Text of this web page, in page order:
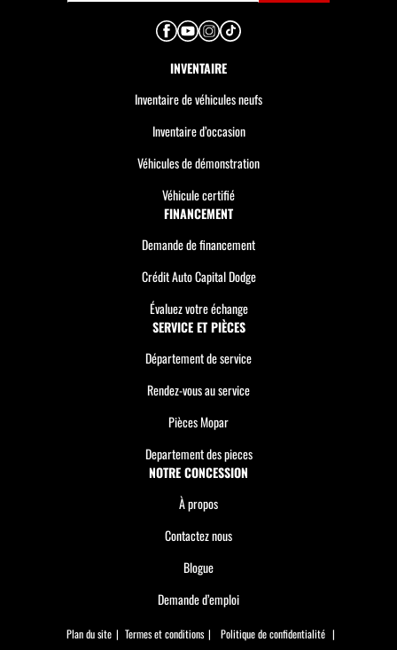
INVENTAIRE
Inventaire de véhicules neufs
Inventaire d’occasion
Véhicules de démonstration
Véhicule certifié
FINANCEMENT
Demande de financement
Crédit Auto Capital Dodge
Évaluez votre échange
SERVICE ET PIÈCES
Département de service
Rendez-vous au service
Pièces Mopar
Departement des pieces
NOTRE CONCESSION
À propos
Contactez nous
Blogue
Demande d’emploi
Plan du site | Termes et conditions | Politique de confidentialité |